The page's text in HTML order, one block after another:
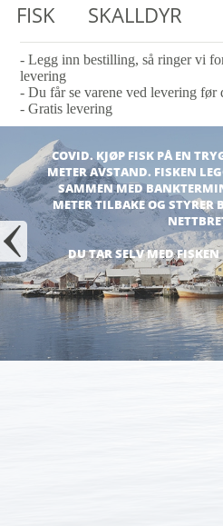
FISK SKALLDYR
- Legg inn bestilling, så ringer vi
levering
- Du får se varene ved levering før
- Gratis levering
COVID. KJØP FISK PÅ EN
METER AVSTAND. FISKEN
SAMMEN MED
METER TILBAKE OG
DU TAR SELV MED